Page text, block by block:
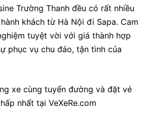
Trường Thanh đều có rất nhiều
khách từ Hà Nội đi Sapa. Cam
tuyệt vời với giá thành hợp
phục vụ chu đáo, tận tình của
xe cùng tuyến đường và đặt vé
nhất tại VeXeRe.com